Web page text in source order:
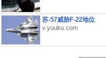
苏-57威胁F-22地位
v.youku.com